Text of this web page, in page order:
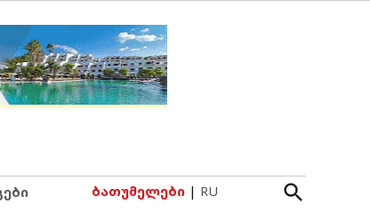
ბათუმელები | RU
Open
Search